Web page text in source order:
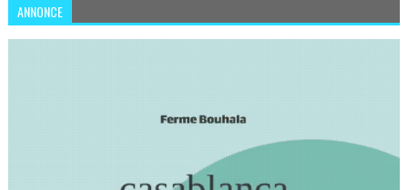
ANNONCE